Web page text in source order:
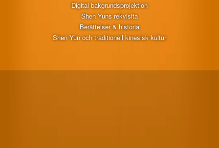
Digital bakgrundsprojektion
Shen Yuns rekvisita
Berättelser & historia
Shen Yun och traditionell kinesisk kultur